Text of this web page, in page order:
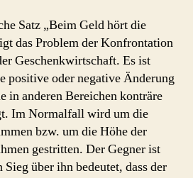
Satz „Beim Geld hört die
das Problem der Konfrontation
Geschenkwirtschaft. Es ist
positive oder negative Änderung
in anderen Bereichen konträre
Im Normalfall wird um die
bzw. um die Höhe der
gestritten. Der Gegner ist
über ihn bedeutet, dass der